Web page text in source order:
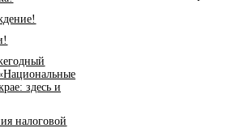
здесь и
налоговой